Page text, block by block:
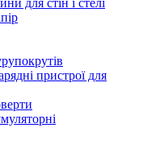
для стін і стелі
пристрої для